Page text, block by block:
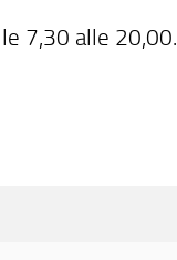
7,30 alle 20,00.